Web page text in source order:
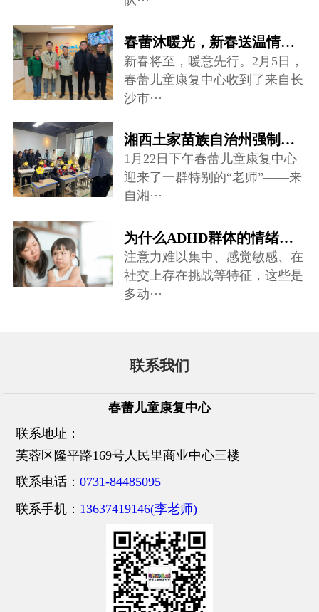
春蕾沐暖光，新春送温情——爱心慰问走进儿童康复中心
新春将至，暖意先行。2月5日，
春蕾儿童康复中心收到了来自长
沙市···
湘西土家苗族自治州强制隔离戒毒所禁毒宣讲团队来到春蕾儿童康复中心···
1月22日下午春蕾儿童康复中心
迎来了一群特别的“老师”——来
自湘···
为什么ADHD群体的情绪调节存在很大困难？
注意力难以集中、感觉敏感、在
社交上存在挑战等特征，这些是
多动···
联系我们
春蕾儿童康复中心
联系地址：
芙蓉区隆平路169号人民里商业中心三楼
联系电话：0731-84485095
联系手机： 13637419146(李老师)